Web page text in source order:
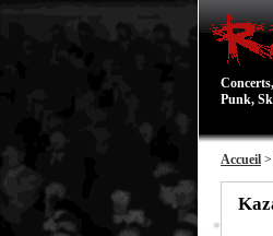
Punk,
Accueil >